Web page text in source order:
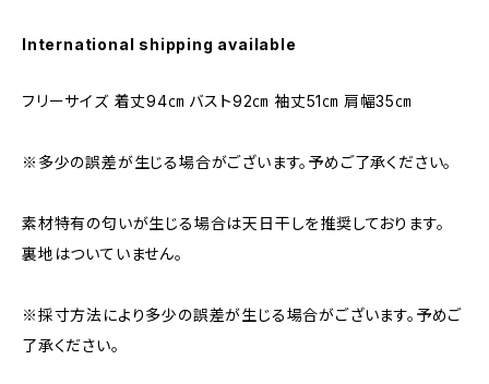
International shipping available
フリーサイズ 着丈94㎝ バスト92㎝ 袖丈51㎝ 肩幅35㎝
※多少の誤差が生じる場合がございます。予めご了承ください。
素材特有の匂いが生じる場合は天日干しを推奨しております。
裏地はついていません。
※採寸方法により多少の誤差が生じる場合がございます。予めご
了承ください。